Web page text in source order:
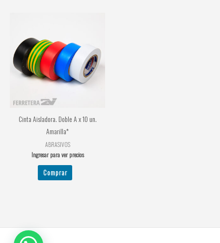
Cinta Aisladora. Doble A x 10 un.
Amarilla*
ABRASIVOS
Ingresar para ver precios
Comprar